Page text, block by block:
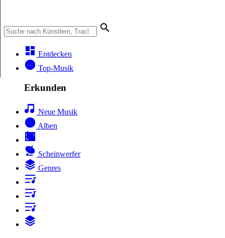
Entdecken
Top-Musik
Erkunden
Neue Musik
Alben
Scheinwerfer
Genres